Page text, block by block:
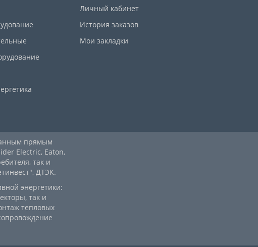
Личный кабинет
История заказов
Мои закладки
прямым
Electric, Eaton,
так и
ДТЭК.
энергетики:
так и
тепловых